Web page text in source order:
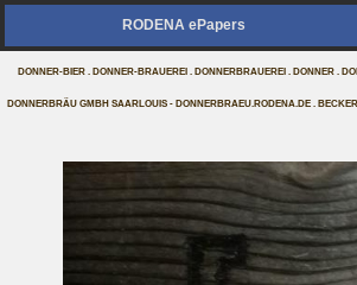
RODENA ePapers
DONNER-BIER . DONNER-BRAUEREI . DONNERBRAUEREI . DONNER .
DONNERBRÄU GMBH SAARLOUIS - DONNERBRAEU.RODENA.DE .